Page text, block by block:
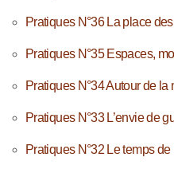
Pratiques N°36 La place
Pratiques N°35 Espaces,
Pratiques N°34 Autour de la
Pratiques N°33 L’envie de
Pratiques N°32 Le temps